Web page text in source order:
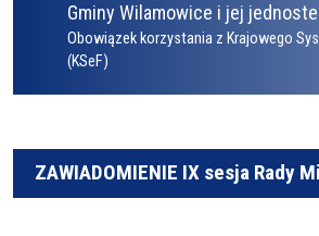
Gminy Wilamowice i jej
Obowiązek korzystania z Krajowego
(KSeF)
ZAWIADOMIENIE IX sesja Rady